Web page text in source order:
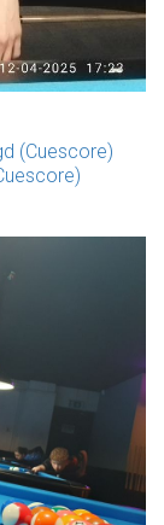
(Cuescore)